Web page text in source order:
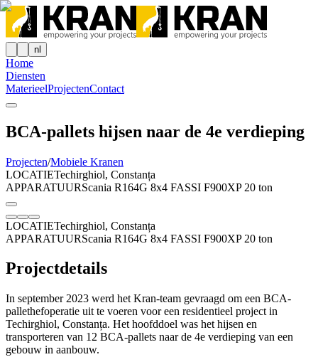
nl
Home
Diensten
MaterieelProjectenContact
BCA-pallets hijsen naar de 4e verdieping
Projecten/Mobiele Kranen
LOCATIETechirghiol, Constanța
APPARATUURScania R164G 8x4 FASSI F900XP 20 ton
LOCATIETechirghiol, Constanța
APPARATUURScania R164G 8x4 FASSI F900XP 20 ton
Projectdetails
In september 2023 werd het Kran-team gevraagd om een BCA-
pallethefoperatie uit te voeren voor een residentieel project in
Techirghiol, Constanța. Het hoofddoel was het hijsen en
transporteren van 12 BCA-pallets naar de 4e verdieping van een
gebouw in aanbouw.